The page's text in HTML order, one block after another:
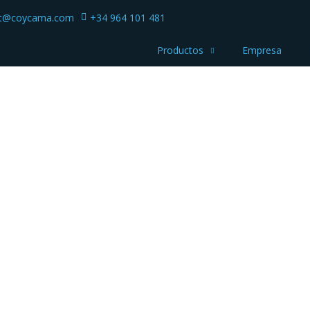
+34 964 101 481
Productos Empresa